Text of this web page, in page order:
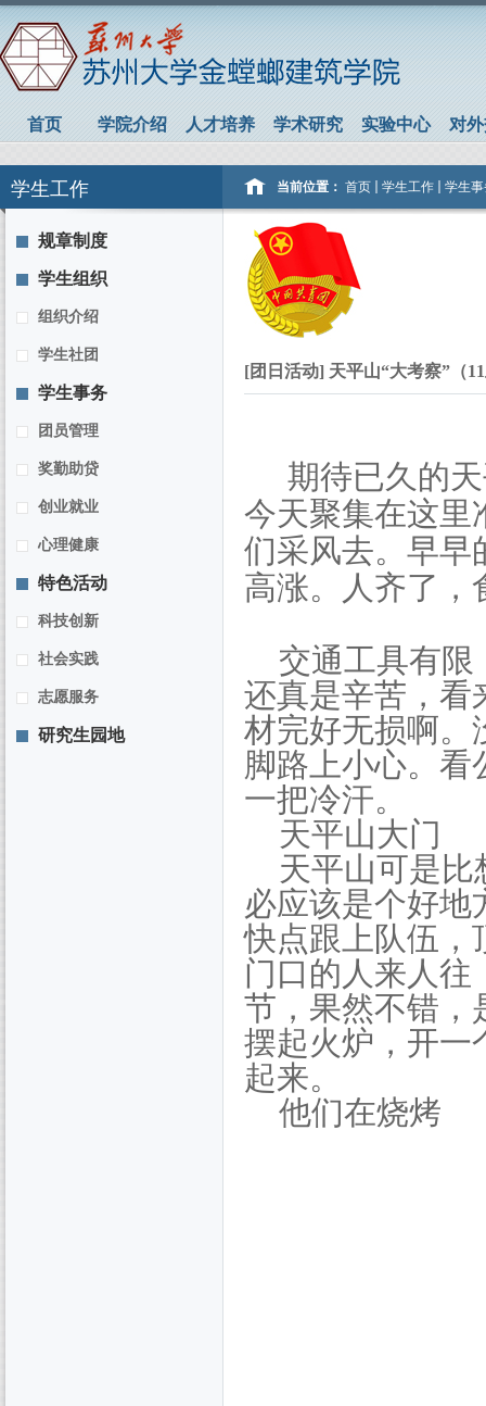
首页 学院介绍 人才培养 学术研究 实验中心 对
学生工作
规章制度
学生组织
组织介绍
学生社团
学生事务
团员管理
奖勤助贷
创业就业
心理健康
特色活动
科技创新
社会实践
志愿服务
研究生园地
当前位置： 首页 学生工作 学生
[团日活动] 天平山“大考察”（
期待已久的天
今天聚集在这里
们采风去。早早
高涨。人齐了，
交通工具有
还真是辛苦，看
材完好无损啊。
脚路上小心。看
一把冷汗。
天平山大门
天平山可是
必应该是个好地
快点跟上队伍，
门口的人来人往
节，果然不错，
摆起火炉，开一
起来。
他们在烧烤